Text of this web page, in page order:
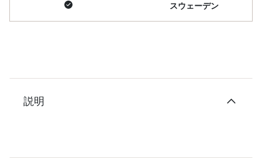
スウェーデン
説明